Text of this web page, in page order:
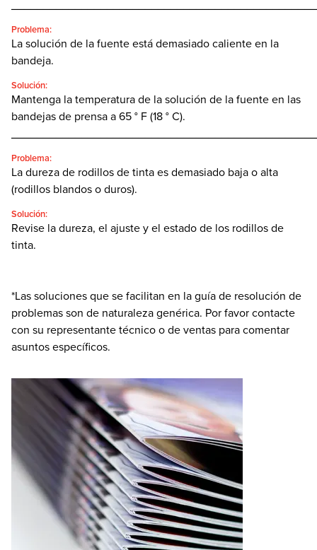
Problema:
La solución de la fuente está demasiado caliente en la
bandeja.
Solución:
Mantenga la temperatura de la solución de la fuente en las
bandejas de prensa a 65 ° F (18 ° C).
Problema:
La dureza de rodillos de tinta es demasiado baja o alta
(rodillos blandos o duros).
Solución:
Revise la dureza, el ajuste y el estado de los rodillos de
tinta.
*Las soluciones que se facilitan en la guía de resolución de
problemas son de naturaleza genérica. Por favor contacte
con su representante técnico o de ventas para comentar
asuntos específicos.